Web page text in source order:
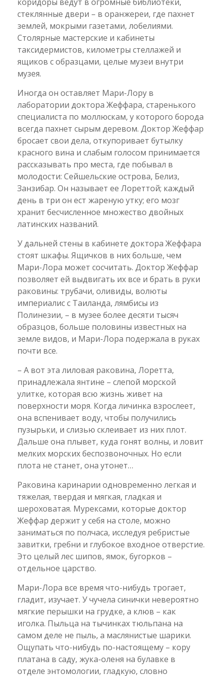
стеклянные двери – в оранжереи, где пахнет
землей, мокрыми газетами, лобелиями.
Столярные мастерские и кабинеты
таксидермистов, километры стеллажей и
ящиков с образцами, целые музеи внутри
музея.
Иногда он оставляет Мари-Лору в
лаборатории доктора Жеффара, старенького
специалиста по моллюскам, у которого борода
всегда пахнет сырым деревом. Доктор Жеффар
бросает свои дела, откупоривает бутылку
красного вина и слабым голосом принимается
рассказывать про места, где побывал в
молодости: Сейшельские острова, Белиз,
Занзибар. Он называет ее Лореттой; каждый
день в три он ест жареную утку; его мозг
хранит бесчисленное множество двойных
латинских названий.
У дальней стены в кабинете доктора Жеффара
стоят шкафы. Ящичков в них больше, чем
Мари-Лора может сосчитать. Доктор Жеффар
позволяет ей выдвигать их все и брать в руки
раковины: трубачи, оливиды, волюты
империалис с Таиланда, лямбисы из
Полинезии, – в музее более десяти тысяч
образцов, больше половины известных на
земле видов, и Мари-Лора подержала в руках
почти все.
– А вот эта лиловая раковина, Лоретта,
принадлежала янтине – слепой морской
улитке, которая всю жизнь живет на
поверхности моря. Когда личинка взрослеет,
она вспенивает воду, чтобы получились
пузырьки, и слизью склеивает из них плот.
Дальше она плывет, куда гонят волны, и ловит
мелких морских беспозвоночных. Но если
плота не станет, она утонет…
Раковина каринарии одновременно легкая и
тяжелая, твердая и мягкая, гладкая и
шероховатая. Мурексами, которые доктор
Жеффар держит у себя на столе, можно
заниматься по полчаса, исследуя ребристые
завитки, гребни и глубокое входное отверстие.
Это целый лес шипов, ямок, бугорков –
отдельное царство.
Мари-Лора все время что-нибудь трогает,
гладит, изучает. У чучела синички невероятно
мягкие перышки на грудке, а клюв – как
иголка. Пыльца на тычинках тюльпана на
самом деле не пыль, а маслянистые шарики.
Ощупать что-нибудь по-настоящему – кору
платана в саду, жука-оленя на булавке в
отделе энтомологии, гладкую, словно